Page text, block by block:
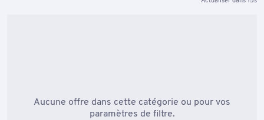
Aucune offre dans cette catégorie ou pour vos
paramètres de filtre.